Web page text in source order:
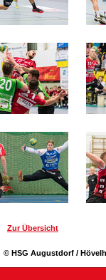
Zur Übersicht
© HSG Augustdorf /